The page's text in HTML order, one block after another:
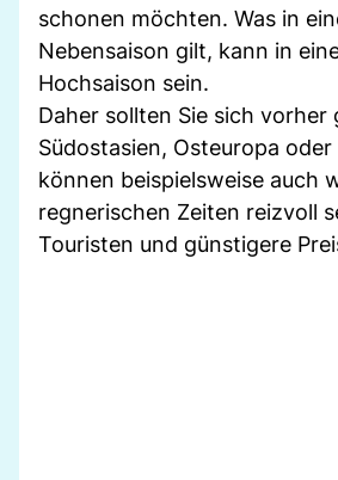
schonen möchten. Was in
Nebensaison gilt, kann in
Hochsaison sein.
Daher sollten Sie sich
Südostasien, Osteuropa
können beispielsweise auch
regnerischen Zeiten reizvoll
Touristen und günstigere